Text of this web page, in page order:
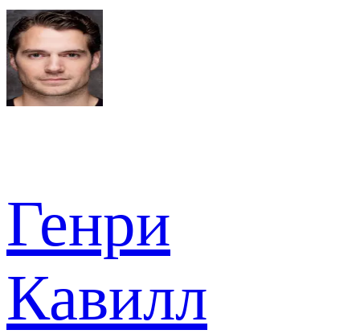
Генри
Кавилл